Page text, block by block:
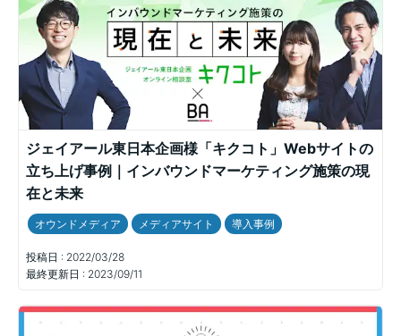
ジェイアール東日本企画様「キクコト」Webサイトの
立ち上げ事例｜インバウンドマーケティング施策の現
在と未来
オウンドメディア メディアサイト 導入事例
投稿日 : 2022/03/28
最終更新日 : 2023/09/11